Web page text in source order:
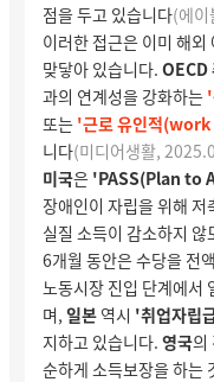
점을 두고 있습니다(에
이러한 접근은 이미 해
맞닿아 있습니다. OECD
과의 연계성을 강화하는 '
또는 '근로 유인적
니다(미디어생활,
미국은 'PASS(Plan to
장애인이 자립을 위해
실질 소득이 감소하지
6개월 동안은 수당을 전
노동시장 진입 단계에서
며, 일본 역시 '취업자립
지하고 있습니다. 영국의
순하게 소득보장을 하는